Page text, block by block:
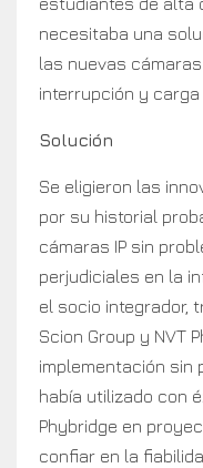
necesitaba una
las nuevas cámaras
interrupción y carga
Solución
Se eligieron las
por su historial
cámaras IP sin
perjudiciales en la
el socio integrador,
Scion Group y NVT
implementación sin
había utilizado con
Phybridge en
confiar en la